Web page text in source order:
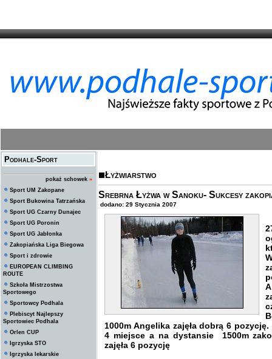
Podhale-Sport
pokaż schowek »
Sport UM Zakopane
Sport Bukowina Tatrzańska
Sport UG Czarny Dunajec
Sport UG Poronin
Sport UG Jabłonka
Zakopiańska Liga Biegowa
Sport i zdrowie
EUROPEAN CLIMBING
ROUTE
Szkoła Mistrzostwa
Sportowego
Sportowcy Podhala
Plebiscyt Najlepszy
Sportowiec Podhala
Orlen CUP
Igrzyska STO
Igrzyska lekarskie
Łyżwiarstwo
Srebrna Łyżwa w Sanoku- Sukcesy
dodano: 29 Stycznia 2007
1000m Angelika zajęła dobrą 6
4 miejsce a na dystansie 1500m
zajęła 6 pozycję